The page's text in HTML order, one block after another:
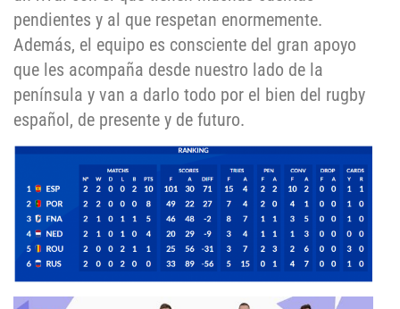
pendientes y al que respetan enormemente.
Además, el equipo es consciente del gran apoyo
que les acompaña desde nuestro lado de la
península y van a darlo todo por el bien del rugby
español, de presente y de futuro.